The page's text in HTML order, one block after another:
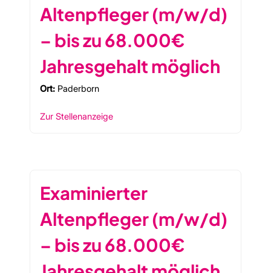
Altenpfleger (m/w/d)
– bis zu 68.000€
Jahresgehalt möglich
Ort: Paderborn
Zur Stellenanzeige
Examinierter
Altenpfleger (m/w/d)
– bis zu 68.000€